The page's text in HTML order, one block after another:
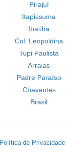
Pirajuí
Itapissuma
Ibatiba
Col. Leopoldina
Tupi Paulista
Arraias
Padre Paraíso
Chavantes
Brasil
Política de Privacidade|